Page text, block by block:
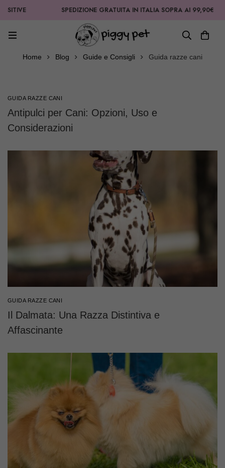
SPEDIZIONE GRATUITA IN ITALIA SOPRA AI 99,90€
Home Blog Guide e Consigli Guida razze cani
GUIDA RAZZE CANI
Antipulci per Cani: Opzioni, Uso e
Considerazioni
GUIDA RAZZE CANI
Il Dalmata: Una Razza Distintiva e
Affascinante